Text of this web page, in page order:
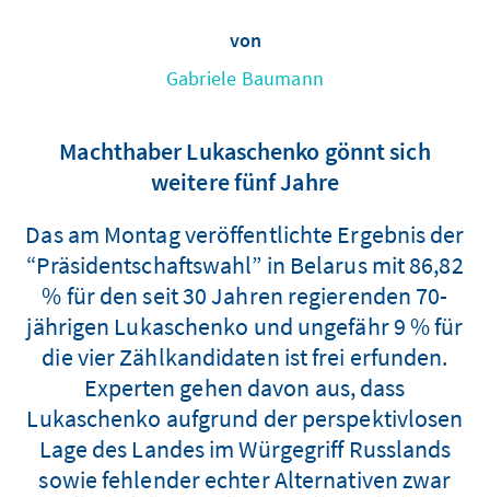
von
Gabriele Baumann
Machthaber Lukaschenko gönnt sich
weitere fünf Jahre
Das am Montag veröffentlichte Ergebnis der
“Präsidentschaftswahl” in Belarus mit 86,82
% für den seit 30 Jahren regierenden 70-
jährigen Lukaschenko und ungefähr 9 % für
die vier Zählkandidaten ist frei erfunden.
Experten gehen davon aus, dass
Lukaschenko aufgrund der perspektivlosen
Lage des Landes im Würgegriff Russlands
sowie fehlender echter Alternativen zwar